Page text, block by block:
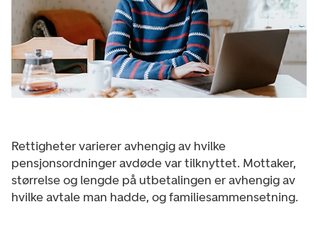
Rettigheter varierer avhengig av hvilke
pensjonsordninger avdøde var tilknyttet. Mottaker,
størrelse og lengde på utbetalingen er avhengig av
hvilke avtale man hadde, og familiesammensetning.